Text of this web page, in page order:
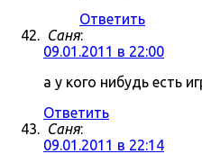
Ответить
Саня:
09.01.2011 в 22:00
а у кого нибудь есть
Ответить
Саня:
09.01.2011 в 22:14